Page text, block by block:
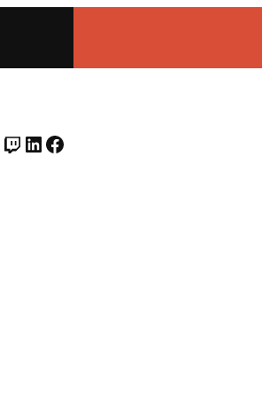
TWITCH LINKEDIN FACEBOOK